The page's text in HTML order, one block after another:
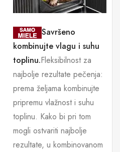
Savršeno
kombinujte vlagu i suhu
toplinu.Fleksibilnost za
najbolje rezultate pečenja:
prema željama kombinujte
pripremu vlažnost i suhu
toplinu. Kako bi pri tom
mogli ostvariti najbolje
rezultate, u kombinovanom